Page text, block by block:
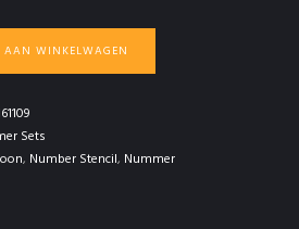
AAN WINKELWAGEN
Sets
, Number Stencil, Nummer